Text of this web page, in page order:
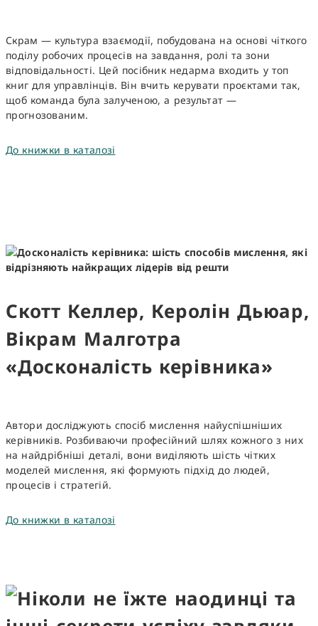
Скрам — культура взаємодії, побудована на основі чіткого
поділу робочих процесів на завдання, ролі та зони
відповідальності. Цей посібник недарма входить у топ
книг для управлінців. Він вчить керувати проєктами так,
щоб команда була залученою, а результат —
прогнозованим.
До книжки в каталозі
Скотт Келлер, Керолін Дьюар,
Вікрам Малготра
«Досконалість керівника»
Автори досліджують спосіб мислення найуспішніших
керівників. Розбиваючи професійний шлях кожного з них
на найдрібніші деталі, вони виділяють шість чітких
моделей мислення, які формують підхід до людей,
процесів і стратегій.
До книжки в каталозі